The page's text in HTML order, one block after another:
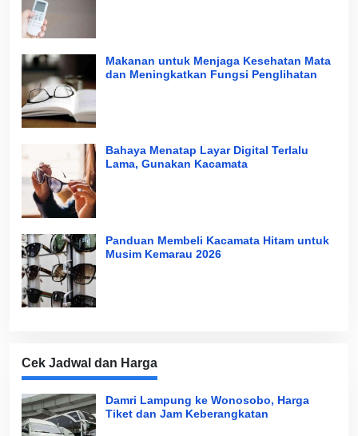
Makanan untuk Menjaga Kesehatan Mata
dan Meningkatkan Fungsi Penglihatan
Bahaya Menatap Layar Digital Terlalu
Lama, Gunakan Kacamata
Panduan Membeli Kacamata Hitam untuk
Musim Kemarau 2026
Cek Jadwal dan Harga
Damri Lampung ke Wonosobo, Harga
Tiket dan Jam Keberangkatan